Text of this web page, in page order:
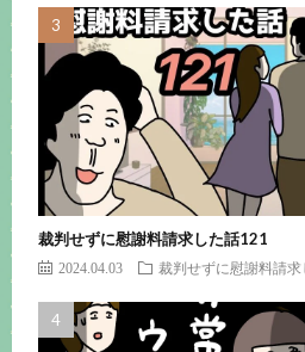
裁判せずに慰謝料請求した話121
2024.04.03 裁判せずに慰謝料請求